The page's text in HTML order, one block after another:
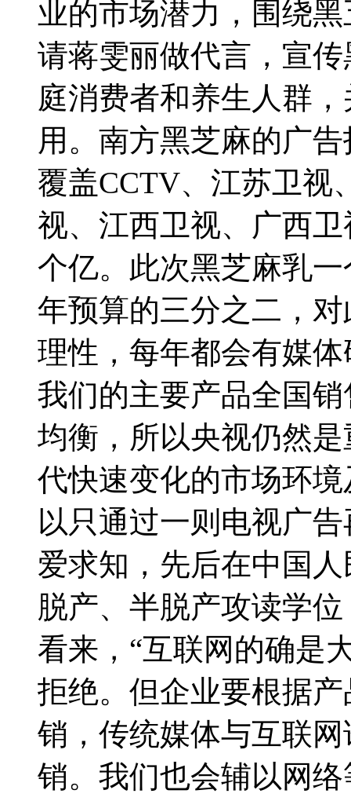
业的市场潜力，围绕
请蒋雯丽做代言，宣
庭消费者和养生人群
用。南方黑芝麻的广
覆盖CCTV、江苏卫视
视、江西卫视、广西
个亿。此次黑芝麻乳
年预算的三分之二，
理性，每年都会有媒
我们的主要产品全国
均衡，所以央视仍然
代快速变化的市场环
以只通过一则电视广
爱求知，先后在中国
脱产、半脱产攻读学
看来，“互联网的确是
拒绝。但企业要根据
销，传统媒体与互联
销。我们也会辅以网